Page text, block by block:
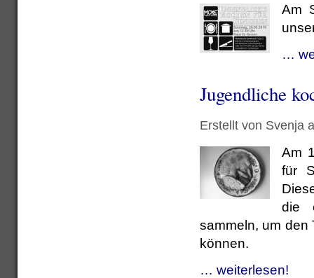
Am
…
Jugendliche
Erstellt von Svenja
Am
für
die
sammeln, um den
können.
… weiterlesen!